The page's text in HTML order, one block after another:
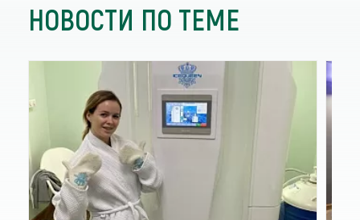
НОВОСТИ ПО ТЕМЕ